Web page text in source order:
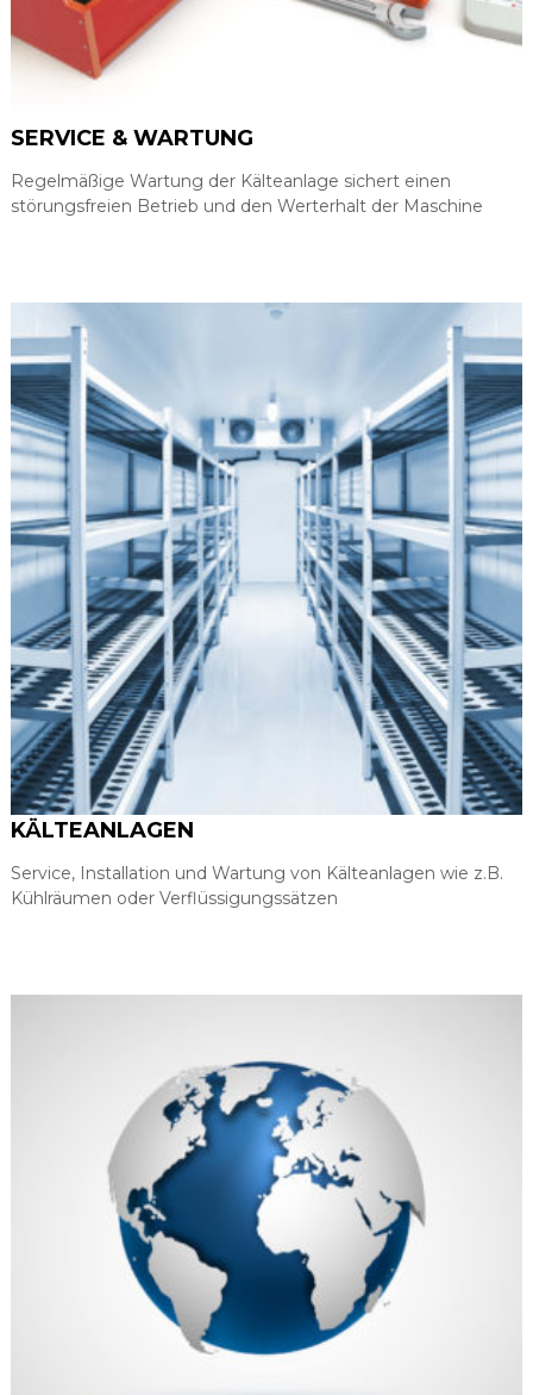
SERVICE & WARTUNG
Regelmäßige Wartung der Kälteanlage sichert einen
störungsfreien Betrieb und den Werterhalt der Maschine
KÄLTEANLAGEN
Service, Installation und Wartung von Kälteanlagen wie z.B.
Kühlräumen oder Verflüssigungssätzen